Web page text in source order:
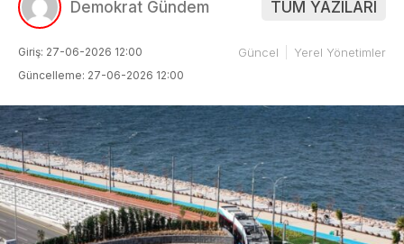
Demokrat Gündem TÜM YAZILARI
Giriş: 27-06-2026 12:00
Güncelleme: 27-06-2026 12:00
Güncel Yerel Yönetimler